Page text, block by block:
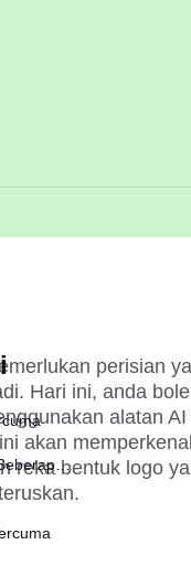
perisian
Hari ini, anda
alatan
akan
reka bentuk logo